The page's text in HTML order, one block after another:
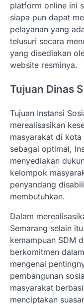
platform online ini
siapa pun dapat
pelayanan yang
telusuri secara
yang disediakan
website resminya.
Tujuan Dinas
Tujuan Instansi
merealisasikan
masyarakat di kota
sebagai optimal,
menyediakan
kelompok
penyandang
membutuhkan.
Dalam
Semarang selain
kemampuan SDM
berkomitmen
mengenai
pembangunan
masyarakat
menciptakan